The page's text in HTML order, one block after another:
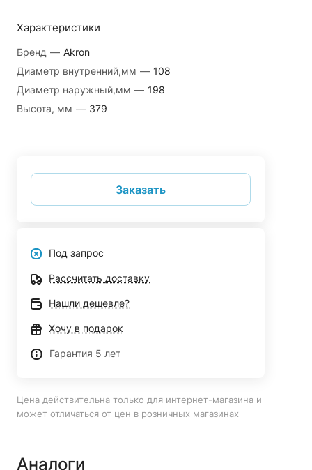
Характеристики
Бренд — Akron
Диаметр внутренний,мм — 108
Диаметр наружный,мм — 198
Высота, мм — 379
Заказать
Под запрос
Рассчитать доставку
Нашли дешевле?
Хочу в подарок
Гарантия 5 лет
Цена действительна только для интернет-магазина и
может отличаться от цен в розничных магазинах
Аналоги